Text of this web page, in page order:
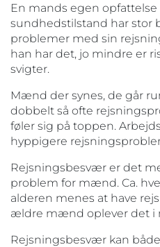
En mands egen
sundhedstilstand har stor
problemer med sin
han har det, jo mindre er
svigter.
Mænd der synes, de går
dobbelt så ofte
føler sig på toppen.
hyppigere
Rejsningsbesvær er det
problem for mænd. Ca.
alderen menes at have
ældre mænd oplever det i
Rejsningsbesvær kan